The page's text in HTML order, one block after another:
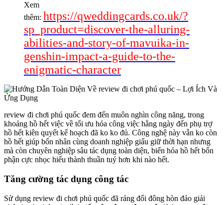
Xem
thêm: https://qweddingcards.co.uk/?
sp_product=discover-the-alluring-
abilities-and-story-of-mavuika-in-
genshin-impact-a-guide-to-the-
enigmatic-character
review đi chơi phú quốc đem đến muôn nghìn công năng, trong
khoảng hồ hết việc về tối ưu hóa công việc hằng ngày đến phụ trợ
hồ hết kiên quyết kế hoạch đã ko ko đủ. Công nghệ này vẫn ko còn
hồ hết giúp bốn nhân cùng doanh nghiệp giấu giữ thời hạn nhưng
mà còn chuyên nghiệp sâu tác dụng toàn diện, biến hóa hồ hết bổn
phận cực nhọc hiểu thành thuần tuý hơn khi nào hết.
Tăng cường tác dụng công tác
Sử dụng review đi chơi phú quốc đã ráng đổi đông hòn đảo giải